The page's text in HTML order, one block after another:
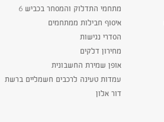
מתחמי התדלוק והמסחר בכביש 6
איסוף חבילות ממתחמים
הסדרי נגישות
מחירון דלקים
אופן שמירת החשבונית
עמדות טעינה לרכבים חשמליים ברשת
דור אלון